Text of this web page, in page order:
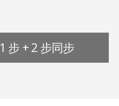
1 步 + 2 步同步